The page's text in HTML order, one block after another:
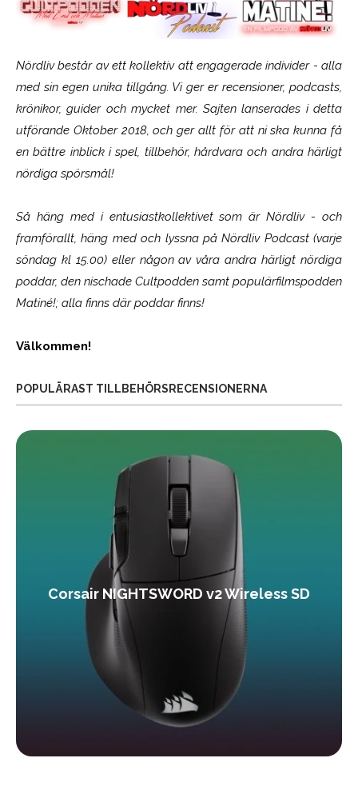
Nördliv består av ett kollektiv att engagerade individer - alla
med sin egen unika tillgång. Vi ger er recensioner, podcasts,
krönikor, guider och mycket mer. Sajten lanserades i detta
utförande Oktober 2018, och ger allt för att ni ska kunna få
en bättre inblick i spel, tillbehör, hårdvara och andra härligt
nördiga spörsmål!
Så häng med i entusiastkollektivet som ärNördliv- och
framförallt, häng med och lyssna på Nördliv Podcast (varje
söndag kl 15.00) eller någon av våra andra härligt nördiga
poddar, den nischade Cultpodden samt populärfilmspodden
Matiné!; alla finns där poddar finns!
Välkommen!
POPULÄRAST TILLBEHÖRSRECENSIONERNA
Corsair NIGHTSWORD v2 Wireless SD